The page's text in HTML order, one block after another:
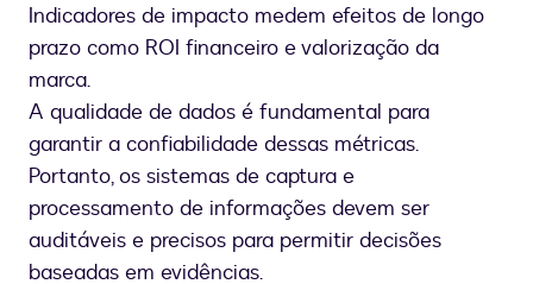
Indicadores de impacto medem efeitos de longo
prazo como ROI financeiro e valorização da
marca.
A qualidade de dados é fundamental para
garantir a confiabilidade dessas métricas.
Portanto, os sistemas de captura e
processamento de informações devem ser
auditáveis e precisos para permitir decisões
baseadas em evidências.